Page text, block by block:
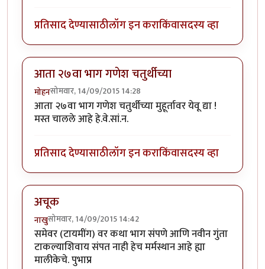
प्रतिसाद देण्यासाठीलॉग इन कराकिंवासदस्य व्हा
आता २७वा भाग गणेश चतुर्थीच्या
मोहनसोमवार, 14/09/2015 14:28
आता २७वा भाग गणेश चतुर्थीच्या मुहूर्तावर येवू द्या !
मस्त चालले आहे हे.वे.सां.न.
प्रतिसाद देण्यासाठीलॉग इन कराकिंवासदस्य व्हा
अचूक
नाखुसोमवार, 14/09/2015 14:42
समेवर (टायमींग) वर कथा भाग संपणे आणि नवीन गुंता
टाकल्याशिवाय संपत नाही हेच मर्मस्थान आहे ह्या
मालीकेचे. पुभाप्र